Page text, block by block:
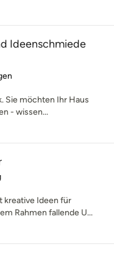
Ideenschmiede
von 5 Sternen
Sie möchten Ihr Haus
- wissen...
5 Sternen
kreative Ideen für
Rahmen fallende U...